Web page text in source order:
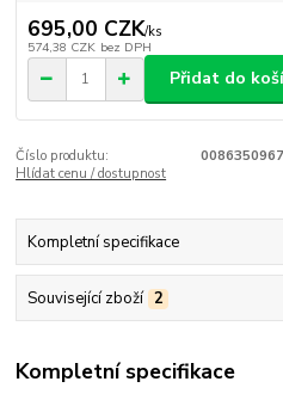
695,00 CZK/ks
574,38 CZK bez DPH
Přidat do
Číslo produktu:
0086350967
Hlídat cenu / dostupnost
Kompletní specifikace
Související zboží 2
Kompletní specifikace